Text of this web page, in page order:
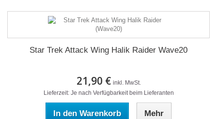
Star Trek Attack Wing Halik Raider Wave20
21,90 € inkl. MwSt.
Lieferzeit: Je nach Verfügbarkeit beim Lieferanten
In den Warenkorb Mehr